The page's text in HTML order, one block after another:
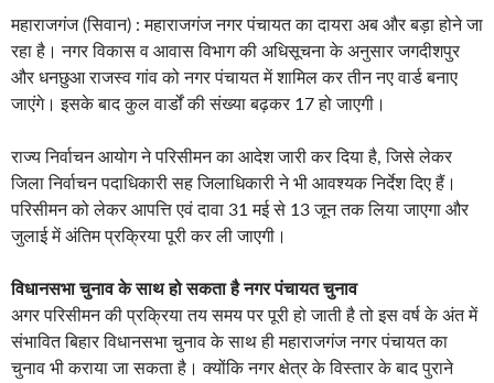
महाराजगंज (सिवान) : महाराजगंज नगर पंचायत का दायरा अब और बड़ा होने जा
रहा है। नगर विकास व आवास विभाग की अधिसूचना के अनुसार जगदीशपुर
और धनछुआ राजस्व गांव को नगर पंचायत में शामिल कर तीन नए वार्ड बनाए
जाएंगे। इसके बाद कुल वार्डों की संख्या बढ़कर 17 हो जाएगी।
राज्य निर्वाचन आयोग ने परिसीमन का आदेश जारी कर दिया है, जिसे लेकर
जिला निर्वाचन पदाधिकारी सह जिलाधिकारी ने भी आवश्यक निर्देश दिए हैं।
परिसीमन को लेकर आपत्ति एवं दावा 31 मई से 13 जून तक लिया जाएगा और
जुलाई में अंतिम प्रक्रिया पूरी कर ली जाएगी।
विधानसभा चुनाव के साथ हो सकता है नगर पंचायत चुनाव
अगर परिसीमन की प्रक्रिया तय समय पर पूरी हो जाती है तो इस वर्ष के अंत में
संभावित बिहार विधानसभा चुनाव के साथ ही महाराजगंज नगर पंचायत का
चुनाव भी कराया जा सकता है। क्योंकि नगर क्षेत्र के विस्तार के बाद पुराने